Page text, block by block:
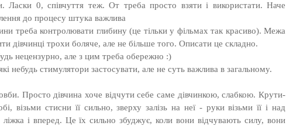
Ласки 0, співчуття теж. От треба просто взяти і використати. Наче
до процесу штука важлива
треба контролювати глибину (це тільки у фільмах так красиво). Межа
дівчинці трохи боляче, але не більше того. Описати це складно.
нецензурно, але з цим треба обережно :)
небудь стимулятори застосувати, але не суть важлива в загальному.
Просто дівчина хоче відчути себе саме дівчинкою, слабкою. Крути-
візьми стисни її сильно, зверху залізь на неї - руки візьми її і над
і вперед. Це їх сильно збуджує, коли вони відчувають силу, вони